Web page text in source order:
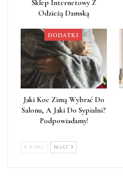
Sklep Internetowy Z
Odzieżą Damską
DODATKI
Jaki Koc Zimą Wybrać Do
Salonu, A Jaki Do Sypialni?
Podpowiadamy!
POPRZ NAST